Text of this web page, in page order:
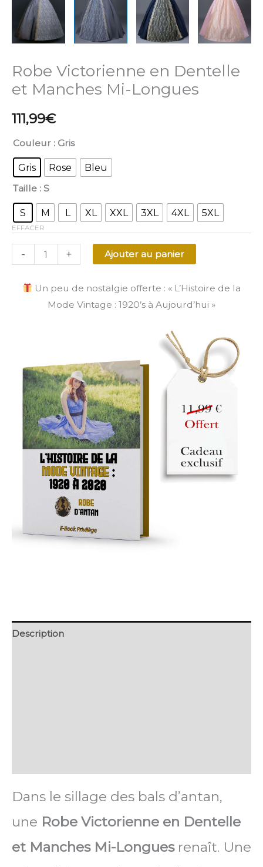
Robe Victorienne en Dentelle
et Manches Mi-Longues
111,99€
Couleur : Gris
Gris Rose
Bleu
Taille : S
S M L XL XXL 3XL 4XL 5XL
EFFACER
- + Ajouter au panier
Un peu de nostalgie offerte : « L’Histoire de la
Mode Vintage : 1920’s à Aujourd’hui »
Description
Dans le sillage des bals d’antan,
une Robe Victorienne en Dentelle
et Manches Mi-Longuesrenaît. Une